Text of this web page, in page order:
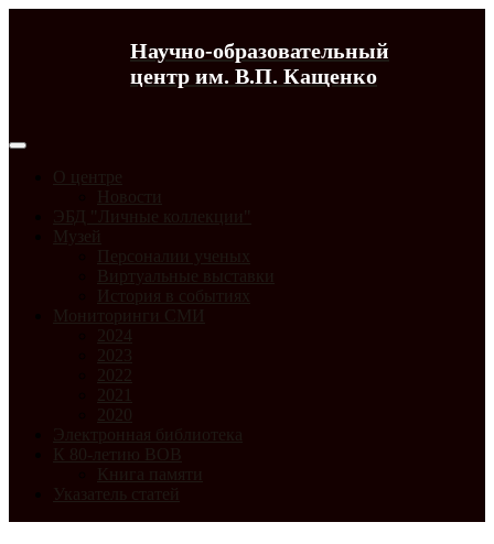
Научно-образовательный
центр им. В.П. Кащенко
О центре
Новости
ЭБД "Личные коллекции"
Музей
Персоналии ученых
Виртуальные выставки
История в событиях
Мониторинги СМИ
2024
2023
2022
2021
2020
Электронная библиотека
К 80-летию ВОВ
Книга памяти
Указатель статей